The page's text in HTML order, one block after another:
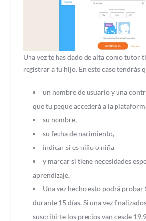
Una vez te has dado de alta como tutor
registrar a tu hijo. En este caso tendrás
un nombre de usuario y una
que tu peque accederá a la
su nombre,
su fecha de nacimiento,
indicar si es niño o niña
y marcar si tiene necesidades
aprendizaje.
Una vez hecho esto podrá probar
durante 15 días. Si una vez
suscribirte los precios van desde